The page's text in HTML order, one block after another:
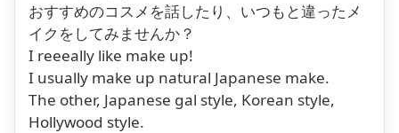
おすすめのコスメを話したり、いつもと違ったメ
イクをしてみませんか？
I reeeally like make up!
I usually make up natural Japanese make.
The other, Japanese gal style, Korean style,
Hollywood style.